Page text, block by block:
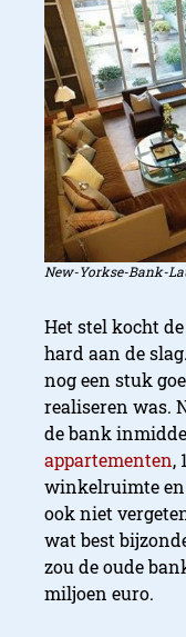
New-Yorkse-Bank-
Het stel kocht
hard aan de
nog een stuk
realiseren was.
de bank
appartementen,
winkelruimte en
ook niet
wat best
zou de oude
miljoen euro.